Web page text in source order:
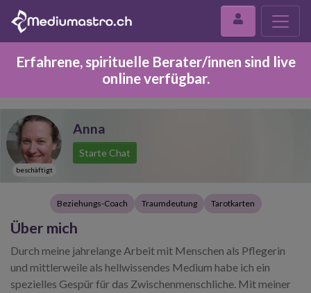
Erfahrene, spirituelle Berater/innen sind live
online verfügbar.
beschäftigt
Anna
Starte Chat
Beziehungs-Coach Traumdeutung Tarotkarten
Über mich
Durch meine jahrelange Arbeit mit Menschen als Pflegerin
und mittlerweile als hellwissendes Medium habe ich ein
spezielles Gespür für das Zwischenmenschliche. Mit meiner